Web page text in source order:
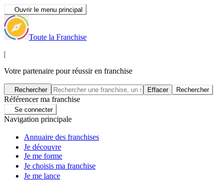
Ouvrir le menu principal
Toute la Franchise
|
Votre partenaire pour réussir en franchise
Rechercher Effacer Rechercher
Référencer ma franchise
Se connecter
Navigation principale
Annuaire des franchises
Je découvre
Je me forme
Je choisis ma franchise
Je me lance